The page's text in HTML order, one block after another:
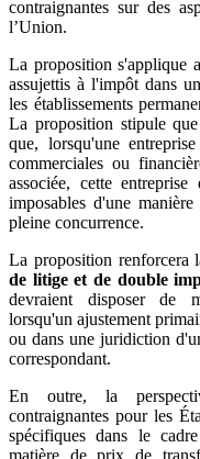
contraignantes sur des
l’Union.
La proposition s'applique
assujettis à l'impôt dans
les établissements
La proposition stipule
que, lorsqu'une
commerciales ou
associée, cette
imposables d'une
pleine concurrence.
La proposition renforcera
de litige et de double
devraient disposer de
lorsqu'un ajustement
ou dans une juridiction
correspondant.
En outre, la
contraignantes pour les
spécifiques dans le
matière de prix de